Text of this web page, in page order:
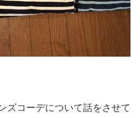
ズコーデについて話をさせて